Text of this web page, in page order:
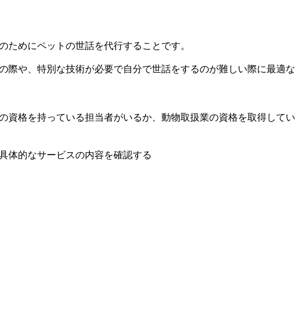
めにペットの世話を代行することです。
や、特別な技術が必要で自分で世話をするのが難しい際に最適な
格を持っている担当者がいるか、動物取扱業の資格を取得してい
体的なサービスの内容を確認する